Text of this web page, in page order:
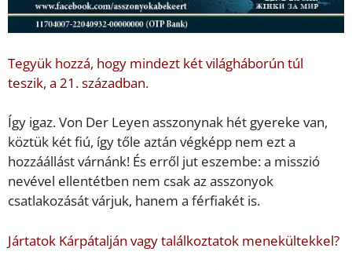
Tegyük hozzá, hogy mindezt két világháborún túl
teszik, a 21. században.
Így igaz. Von Der Leyen asszonynak hét gyereke van,
köztük két fiú, így tőle aztán végképp nem ezt a
hozzáállást várnánk! És erről jut eszembe: a misszió
nevével ellentétben nem csak az asszonyok
csatlakozását várjuk, hanem a férfiakét is.
Jártatok Kárpátalján vagy találkoztatok menekültekkel?